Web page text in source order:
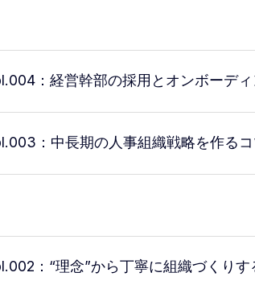
：経営幹部の採用とオンボーディ
：中長期の人事組織戦略を作るコ
：“理念”から丁寧に組織づくりす